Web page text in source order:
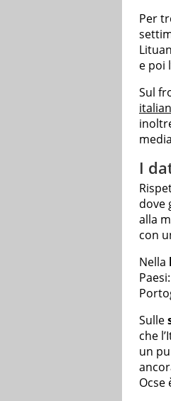
Per
e poi
Sul
I
dove
alla
con
Nella
Sulle
che
un
Ocse